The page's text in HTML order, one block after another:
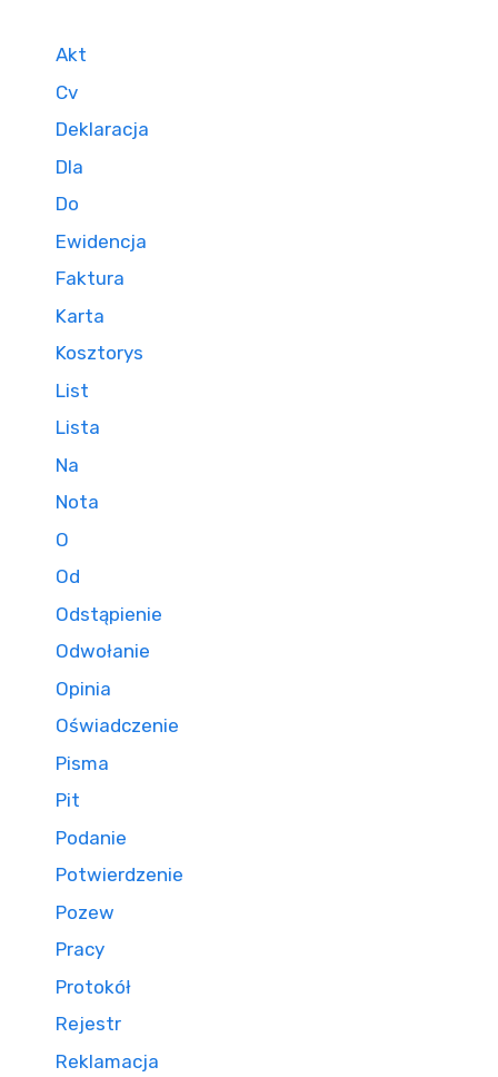
Akt
Cv
Deklaracja
Dla
Do
Ewidencja
Faktura
Karta
Kosztorys
List
Lista
Na
Nota
O
Od
Odstąpienie
Odwołanie
Opinia
Oświadczenie
Pisma
Pit
Podanie
Potwierdzenie
Pozew
Pracy
Protokół
Rejestr
Reklamacja